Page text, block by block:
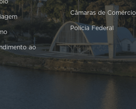
ao
Câmaras de Comércio
Polícia Federal